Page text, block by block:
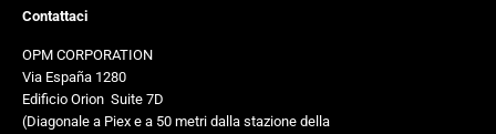
Contattaci
OPM CORPORATION
Via España 1280
Edificio Orion Suite 7D
(Diagonale a Piex e a 50 metri dalla stazione della